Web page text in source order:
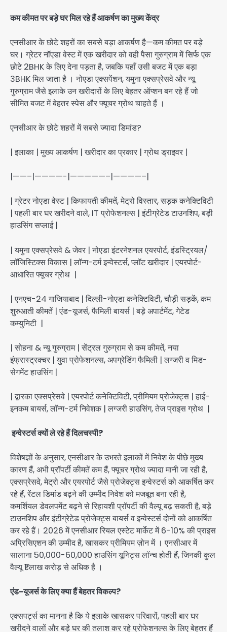
कम कीमत पर बड़े घर मिल रहे हैं आकर्षण का मुख्य केंद्र
एनसीआर के छोटे शहरों का सबसे बड़ा आकर्षण है—कम कीमत पर बड़े
घर। ग्रेटर नॉएडा वेस्ट में एक खरीदार को वही पैसा गुरुग्राम में सिर्फ एक
छोटे 2BHK के लिए देना पड़ता है, जबकि यहाँ उसी बजट में एक बड़ा
3BHK मिल जाता है । नोएडा एक्सपेंशन, यमुना एक्सप्रेसवे और न्यू
गुरुग्राम जैसे इलाके उन खरीदारों के लिए बेहतर ऑप्शन बन रहे हैं जो
सीमित बजट में बेहतर स्पेस और फ्यूचर ग्रोथ चाहते हैं ।
एनसीआर के छोटे शहरों में सबसे ज्यादा डिमांड?
| इलाका | मुख्य आकर्षण | खरीदार का प्रकार | ग्रोथ ड्राइवर |
|——–|————-|—————–|————–|
| ग्रेटर नोएडा वेस्ट | किफायती कीमतें, मेट्रो विस्तार, सड़क कनेक्टिविटी
| पहली बार घर खरीदने वाले, IT प्रोफेशनल्स | इंटीग्रेटेड टाउनशिप, बड़ी
हाउसिंग सप्लाई |
| यमुना एक्सप्रेसवे & जेवर | नोएडा इंटरनेशनल एयरपोर्ट, इंडस्ट्रियल/
लॉजिस्टिक्स विकास | लॉन्ग-टर्म इन्वेस्टर्स, प्लॉट खरीदार | एयरपोर्ट-
आधारित फ्यूचर ग्रोथ |
| एनएच-24 गाजियाबाद | दिल्ली-नोएडा कनेक्टिविटी, चौड़ी सड़कें, कम
शुरुआती कीमतें | एंड-यूजर्स, फैमिली बायर्स | बड़े अपार्टमेंट, गेटेड
कम्युनिटी |
| सोहना & न्यू गुरुग्राम | सेंट्रल गुरुग्राम से कम कीमतें, नया
इंफ्रास्ट्रक्चर | युवा प्रोफेशनल्स, अपग्रेडिंग फैमिली | लग्जरी व मिड-
सेगमेंट हाउसिंग |
| द्वारका एक्सप्रेसवे | एयरपोर्ट कनेक्टिविटी, प्रीमियम प्रोजेक्ट्स | हाई-
इनकम बायर्स, लॉन्ग-टर्म निवेशक | लग्जरी हाउसिंग, तेज प्राइस ग्रोथ |
इन्वेस्टर्स क्यों ले रहे हैं दिलचस्पी?
विशेषज्ञों के अनुसार, एनसीआर के उभरते इलाकों में निवेश के पीछे मुख्य
कारण हैं, अभी प्रॉपर्टी कीमतें कम हैं, फ्यूचर ग्रोथ ज्यादा मानी जा रही है,
एक्सप्रेसवे, मेट्रो और एयरपोर्ट जैसे प्रोजेक्ट्स इन्वेस्टर्स को आकर्षित कर
रहे हैं, रेंटल डिमांड बढ़ने की उम्मीद निवेश को मजबूत बना रही है,
कमर्शियल डेवलपमेंट बढ़ने से रिहायशी प्रॉपर्टी की वैल्यू बढ़ सकती है, बड़े
टाउनशिप और इंटीग्रेटेड प्रोजेक्ट्स बायर्स व इन्वेस्टर्स दोनों को आकर्षित
कर रहे हैं। 2026 में एनसीआर रियल एस्टेट मार्केट में 6-10% की प्राइस
अप्रिसिएशन की उम्मीद है, खासकर प्रीमियम ज़ोन में । एनसीआर में
सालाना 50,000-60,000 हाउसिंग यूनिट्स लॉन्च होती हैं, जिनकी कुल
वैल्यू ₹1 लाख करोड़ से अधिक है ।
एंड-यूजर्स के लिए क्या हैं बेहतर विकल्प?
एक्सपर्ट्स का मानना है कि ये इलाके खासकर परिवारों, पहली बार घर
खरीदने वालों और बड़े घर की तलाश कर रहे प्रोफेशनल्स के लिए बेहतर हैं